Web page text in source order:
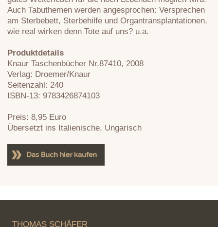
Auch Tabuthemen werden angesprochen: Versprechen
am Sterbebett, Sterbehilfe und Organtransplantationen,
wie real wirken denn Tote auf uns? u.a.
Produktdetails
Knaur Taschenbücher Nr.87410, 2008
Verlag: Droemer/Knaur
Seitenzahl: 240
ISBN-13: 9783426874103
Preis: 8,95 Euro
Übersetzt ins Italienische, Ungarisch
THOMAS SCHÄFER